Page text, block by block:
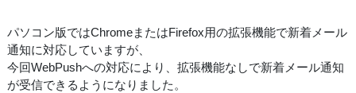
パソコン版ではChromeまたはFirefox用の拡張機能で新着メール
通知に対応していますが、
今回WebPushへの対応により、拡張機能なしで新着メール通知
が受信できるようになりました。